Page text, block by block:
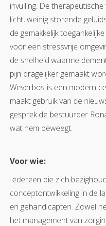
invulling. De
licht, weinig storende
de gemakkelijk
voor een stressvrije
de snelheid waarme
pijn dragelijker gemaakt
Weverbos is een modern
maakt gebruik van de
gesprek de bestuurder
wat hem beweegt.
Voor wie:
Iedereen die zich
conceptontwikkeling in de
en gehandicapten. Zowel
het management van